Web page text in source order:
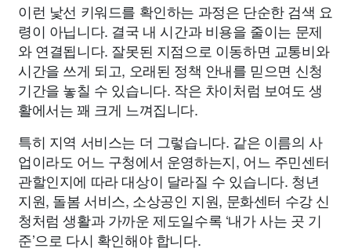
이런 낯선 키워드를 확인하는 과정은 단순한 검색 요
령이 아닙니다. 결국 내 시간과 비용을 줄이는 문제
와 연결됩니다. 잘못된 지점으로 이동하면 교통비와
시간을 쓰게 되고, 오래된 정책 안내를 믿으면 신청
기간을 놓칠 수 있습니다. 작은 차이처럼 보여도 생
활에서는 꽤 크게 느껴집니다.
특히 지역 서비스는 더 그렇습니다. 같은 이름의 사
업이라도 어느 구청에서 운영하는지, 어느 주민센터
관할인지에 따라 대상이 달라질 수 있습니다. 청년
지원, 돌봄 서비스, 소상공인 지원, 문화센터 수강 신
청처럼 생활과 가까운 제도일수록 ‘내가 사는 곳 기
준’으로 다시 확인해야 합니다.